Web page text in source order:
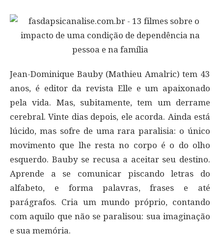
Jean-Dominique Bauby (Mathieu Amalric) tem 43
anos, é editor da revista Elle e um apaixonado
pela vida. Mas, subitamente, tem um derrame
cerebral. Vinte dias depois, ele acorda. Ainda está
lúcido, mas sofre de uma rara paralisia: o único
movimento que lhe resta no corpo é o do olho
esquerdo. Bauby se recusa a aceitar seu destino.
Aprende a se comunicar piscando letras do
alfabeto, e forma palavras, frases e até
parágrafos. Cria um mundo próprio, contando
com aquilo que não se paralisou: sua imaginação
e sua memória.